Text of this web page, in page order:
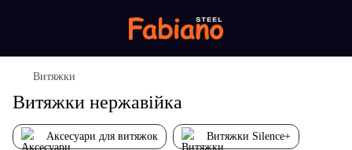
Витяжки
Витяжки нержавійка
Аксесуари для витяжок Витяжки Silence+